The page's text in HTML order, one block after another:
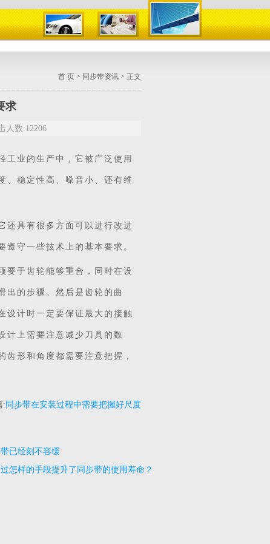
首 页 > 同步带资讯 > 正文
求
人数:12206
工业的生产中，它被广泛使用
、稳定性高、噪音小、还有维
还具有很多方面可以进行改进
守一些技术上的基本要求。
要于齿轮能够重合，同时在设
出的步骤。然后是齿轮的曲
设计时一定要保证最大的接触
计上需要注意减少刀具的数
形和角度都需要注意把握，
: 同步带在安装过程中需要把握好尺度
已经刻不容缓
怎样的手段提升了同步带的使用寿命？